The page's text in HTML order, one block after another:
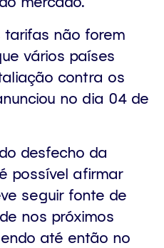
tarifas não forem
vários países
contra os
no dia 04 de
desfecho da
possível afirmar
seguir fonte de
nos próximos
até então no